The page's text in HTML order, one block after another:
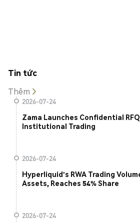
Tin tức
Thêm
2026-07-24
Zama Launches Confidential
Institutional Trading
2026-07-24
Hyperliquid's RWA Trading
Assets, Reaches 54% Share
2026-07-24